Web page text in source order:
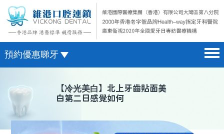
預約優惠睇牙
醫院簡介 hospital introduction
醫生介紹 doctor introduction
微信預約
WhatsApp預約
【冷光美白】北上牙齒貼面美
白第二日感覺如何